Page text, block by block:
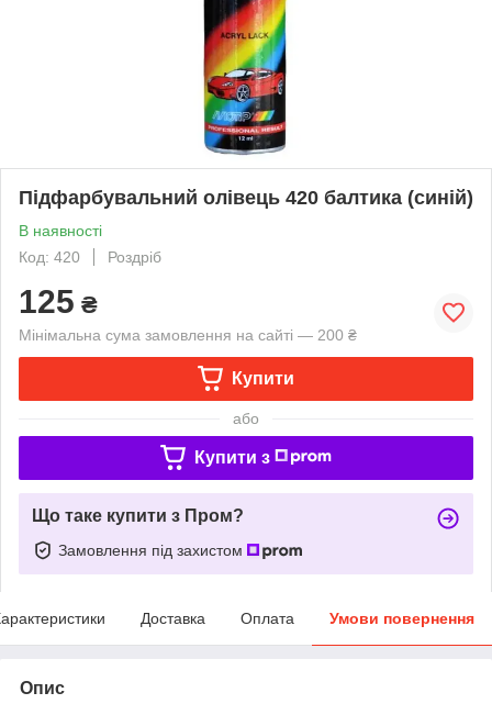
Підфарбувальний олівець 420 балтика (синій)
В наявності
Код: 420
Роздріб
125 ₴
Мінімальна сума замовлення на сайті — 200 ₴
Купити
або
Купити з
Що таке купити з Пром?
Замовлення під захистом
Доставка Оплата Умови повернення
Опис